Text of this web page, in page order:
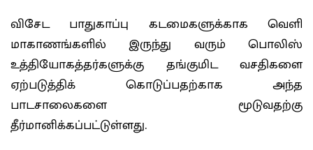
விசேட பாதுகாப்பு கடமைகளுக்காக வெளி
மாகாணங்களில் இருந்து வரும் பொலிஸ்
உத்தியோகத்தர்களுக்கு தங்குமிட வசதிகளை
ஏற்படுத்திக் கொடுப்பதற்காக அந்த
பாடசாலைகளை மூடுவதற்கு
தீர்மானிக்கப்பட்டுள்ளது.